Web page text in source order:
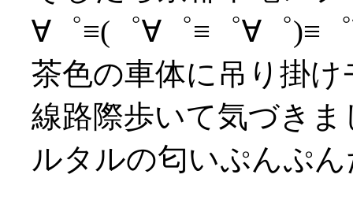
∀゜≡(゜∀゜≡゜∀゜)≡
茶色の車体に吊り掛
線路際歩いて気づき
ルタルの匂いぷんぷ